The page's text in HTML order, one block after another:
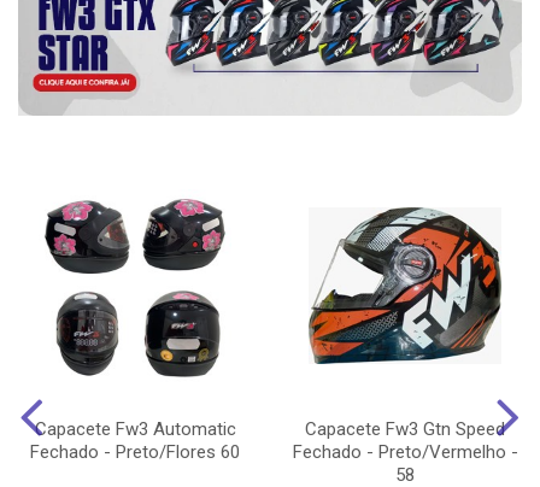
Capacete Fw3 Automatic
Fechado - Preto/Flores 60
Capacete Fw3 Gtn Speed
Fechado - Preto/Vermelho -
58